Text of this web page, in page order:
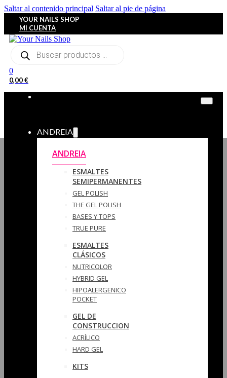
Saltar al contenido principal Saltar al pie de página
YOUR NAILS SHOP
MI CUENTA
0
0,00€
ANDREIA
ANDREIA
ESMALTES
SEMIPERMANENTES
GEL POLISH
THE GEL POLISH
BASES Y‎ TOPS
TRUE PURE
ESMALTES
CLÁSICOS
NUTRICOLOR
HYBRID GEL
HIPOALERGENICO
POCKET
GEL DE
CONSTRUCCION
ACRÍLICO
HARD GEL
KITS